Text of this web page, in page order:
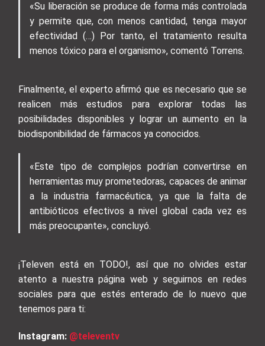
«Su liberación se produce de forma más controlada
y permite que, con menos cantidad, tenga mayor
efectividad (…) Por tanto, el tratamiento resulta
menos tóxico para el organismo», comentó Torrens.
Finalmente, el experto afirmó que es necesario que se
realicen más estudios para explorar todas las
posibilidades disponibles y lograr un aumento en la
biodisponibilidad de fármacos ya conocidos.
«Este tipo de complejos podrían convertirse en
herramientas muy prometedoras, capaces de animar
a la industria farmacéutica, ya que la falta de
antibióticos efectivos a nivel global cada vez es
más preocupante», concluyó.
¡Televen está en TODO!, así que no olvides estar
atento a nuestra página web y seguirnos en redes
sociales para que estés enterado de lo nuevo que
tenemos para ti:
Instagram: @televentv